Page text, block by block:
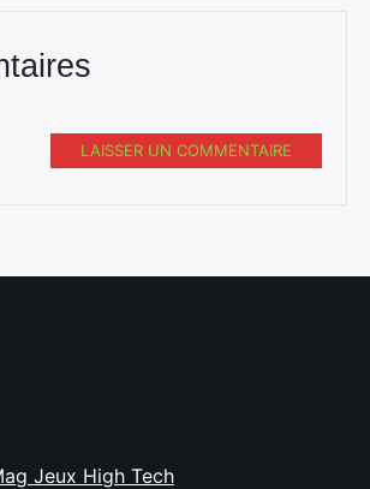
LAISSER UN COMMENTAIRE
Jeux High Tech